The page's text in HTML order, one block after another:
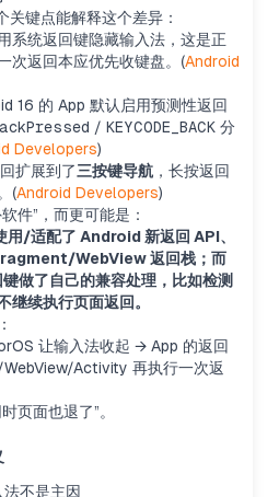
键点能解释这个差异：
系统返回键隐藏输入法，这是正
次返回本应优先收键盘。(Android
16 的 App 默认启用预测性返回
/ KEYCODE_BACK 分
Developers)
扩展到了三按键导航 ，长按返回
(Android Developers)
件”，而更可能是：
/适配了 Android 新返回 API、
WebView 返回栈；而
做了自己的兼容处理，比如检测
继续执行页面返回。
让输入法收起 → App 的返回
Activity 再执行一次返
页面也退了”。
法不是主因